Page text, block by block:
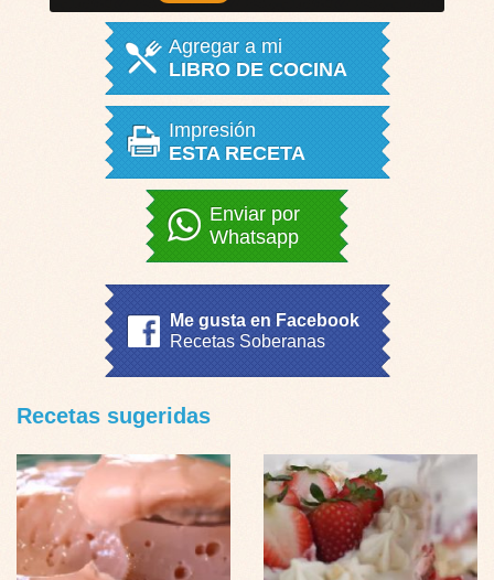
Agregar a mi
LIBRO DE COCINA
Impresión
ESTA RECETA
Enviar por
Whatsapp
Me gusta en Facebook
Recetas Soberanas
Recetas sugeridas